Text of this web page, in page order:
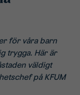
för våra barn
trygga. Här är
väldigt
på KFUM